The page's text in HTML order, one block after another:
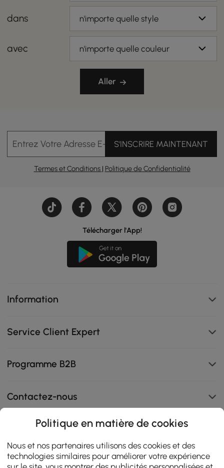
dans n'importe quelle style
avec n'importe quelle couleur
Aller
Entrez Votre Adresse E-mailS'INSCRIRE MAINTENANT
Termes et Conditions | Politique de Confidentialité
Télécharger l'App!
Information
Service Client Expert
Programme B2B
Contactez-nous
108K
4.9
star
AVIS CERTIFIÉS
Politique en matière de cookies
Nous et nos partenaires utilisons des cookies et des
technologies similaires pour améliorer votre expérience